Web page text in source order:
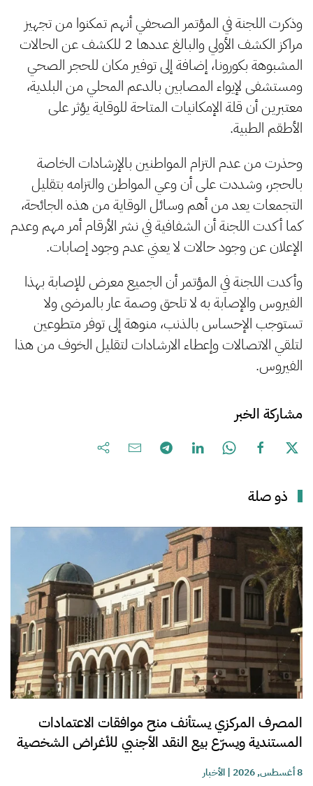
وذكرت اللجنة في المؤتمر الصحفي أنهم تمكنوا من تجهيز
مراكز الكشف الأولي والبالغ عددها 2 للكشف عن الحالات
المشبوهة بكورونا، إضافة إلى توفير مكان للحجر الصحي
ومستشفى لإيواء المصابين بالدعم المحلي من البلدية،
معتبرين أن قلة الإمكانيات المتاحة للوقاية يؤثر على
الأطقم الطبية.
وحذرت من عدم التزام المواطنين بالإرشادات الخاصة
بالحجر، وشددت على أن وعي المواطن والتزامه بتقليل
التجمعات يعد من أهم وسائل الوقاية من هذه الجائحة،
كما أكدت اللجنة أن الشفافية في نشر الأرقام أمر مهم وعدم
الإعلان عن وجود حالات لا يعني عدم وجود إصابات.
وأكدت اللجنة في المؤتمر أن الجميع معرض للإصابة بهذا
الفيروس والإصابة به لا تلحق وصمة عار بالمرضى ولا
تستوجب الإحساس بالذنب، منوهة إلى توفر متطوعين
لتلقي الاتصالات وإعطاء الارشادات لتقليل الخوف من هذا
الفيروس.
مشاركة الخبر
ذو صلة
المصرف المركزي يستأنف منح موافقات الاعتمادات
المستندية ويسرّع بيع النقد الأجنبي للأغراض الشخصية
8 أغسطس, 2026 |الأخبار